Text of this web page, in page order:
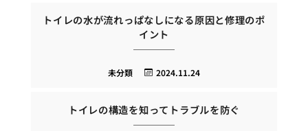
トイレの水が流れっぱなしになる原因と修理のポ
イント
2024.11.24
未分類
トイレの構造を知ってトラブルを防ぐ